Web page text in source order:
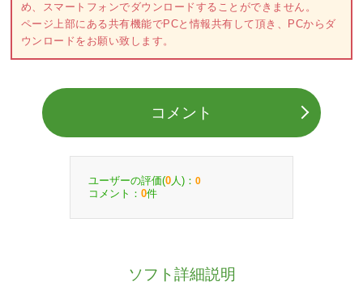
め、スマートフォンでダウンロードすることができません。
ページ上部にある共有機能でPCと情報共有して頂き、PCからダ
ウンロードをお願い致します。
コメント
ユーザーの評価(0 人)： 0
コメント： 0件
ソフト詳細説明